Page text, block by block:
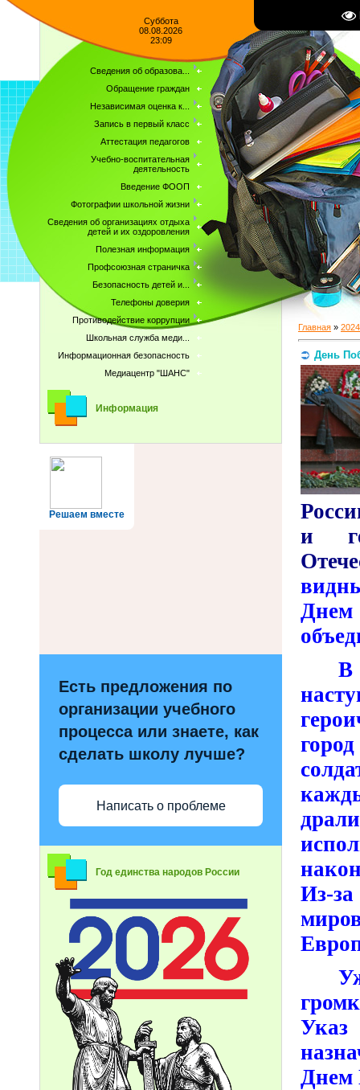
Суббота
08.08.2026
23:09
Сведения об образова...
Обращение граждан
Независимая оценка к...
Запись в первый класс
Аттестация педагогов
Учебно-воспитательная
деятельность
Введение ФООП
Фотографии школьной жизни
Сведения об организациях отдыха
детей и их оздоровления
Полезная информация
Профсоюзная страничка
Безопасность детей и...
Телефоны доверия
Противодействие коррупции
Школьная служба меди...
Информационная безопасность
Медиацентр "ШАНС"
Информация
Решаем вместе
Есть предложения по
организации учебного
процесса или знаете, как
сделать школу лучше?
Написать о проблеме
Год единства народов России
Главная » 2024
День
и
В
Из-
Днем